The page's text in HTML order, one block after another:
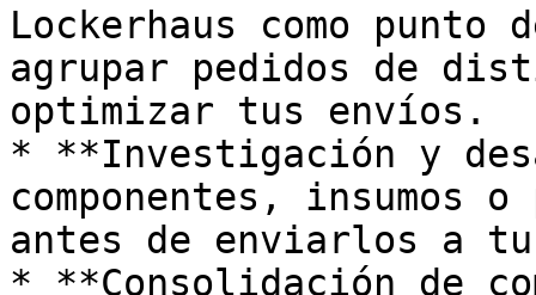
Lockerhaus como punto
agrupar pedidos de
optimizar tus envíos.
* **Investigación y
componentes, insumos
antes de enviarlos a
* **Consolidación de